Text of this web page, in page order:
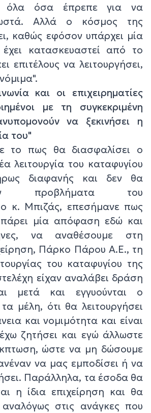
όλα όσα έπρεπε για να
Αλλά ο κόσμος της
καθώς εφόσον υπάρχει μία
κατασκευαστεί από το
επιτέλους να λειτουργήσει,
και οι επιχειρηματίες
με τη συγκεκριμένη
να ξεκινήσει η
του"
το πως θα διασφαλίσει ο
λειτουργία του καταφυγίου
διαφανής και δεν θα
προβλήματα του
ο κ. Μπιζάς, επεσήμανε πως
πάρει μία απόφαση εδώ και
να αναθέσουμε στη
Πάρκο Πάρου Α.Ε., τη
του καταφυγίου της
είχαν αναλάβει δράση
μετά και εγγυούνται ο
μέλη, ότι θα λειτουργήσει
και νομιμότητα και είναι
ζητήσει και εγώ άλλωστε
ώστε να μη δώσουμε
να μας εμποδίσει ή να
Παράλληλα, τα έσοδα θα
η ίδια επιχείρηση και θα
αναλόγως στις ανάγκες που